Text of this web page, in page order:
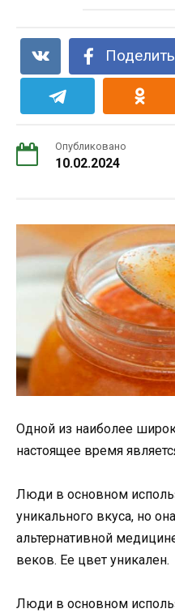
Опубликовано
10.02.2024
Одной из наиболее
настоящее время
Люди в основном
уникального вкуса, но
альтернативной
веков. Ее цвет уникален.
Люди в основном